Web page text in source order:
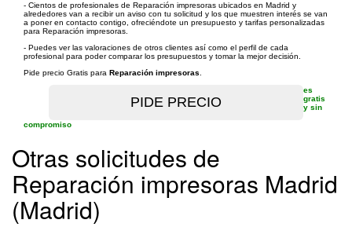
- Cientos de profesionales de Reparación impresoras ubicados en Madrid y
alrededores van a recibir un aviso con tu solicitud y los que muestren interés se van
a poner en contacto contigo, ofreciéndote un presupuesto y tarifas personalizadas
para Reparación impresoras.
- Puedes ver las valoraciones de otros clientes así como el perfil de cada
profesional para poder comparar los presupuestos y tomar la mejor decisión.
Pide precio Gratis para Reparación impresoras
es
gratis
y sin
compromiso
Otras solicitudes de
Reparación impresoras Madrid
(Madrid)